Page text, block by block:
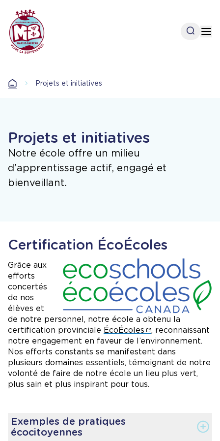
contenu
principal
Open
AccueilProjets et initiatives
Projets et initiatives
Notre école offre un milieu
d’apprentissage actif, engagé et
bienveillant.
Certification ÉcoÉcoles
Image
Grâce aux
efforts
concertés
de nos
élèves et
de notre personnel, notre école a obtenu la
certification provinciale ÉcoÉcoles
, reconnaissant
notre engagement en faveur de l’environnement.
Nos efforts constants se manifestent dans
plusieurs domaines essentiels, témoignant de notre
volonté de faire de notre école un lieu plus vert,
plus sain et plus inspirant pour tous.
Exemples de pratiques
écocitoyennes